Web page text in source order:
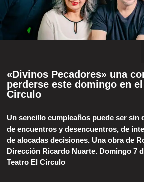
«Divinos Pecadores» una
perderse este domingo en el
Circulo
Un sencillo cumpleaños puede ser sin
de encuentros y desencuentros, de
de alocadas decisiones. Una obra de
Dirección Ricardo Nuarte. Domingo 7
Teatro El Circulo